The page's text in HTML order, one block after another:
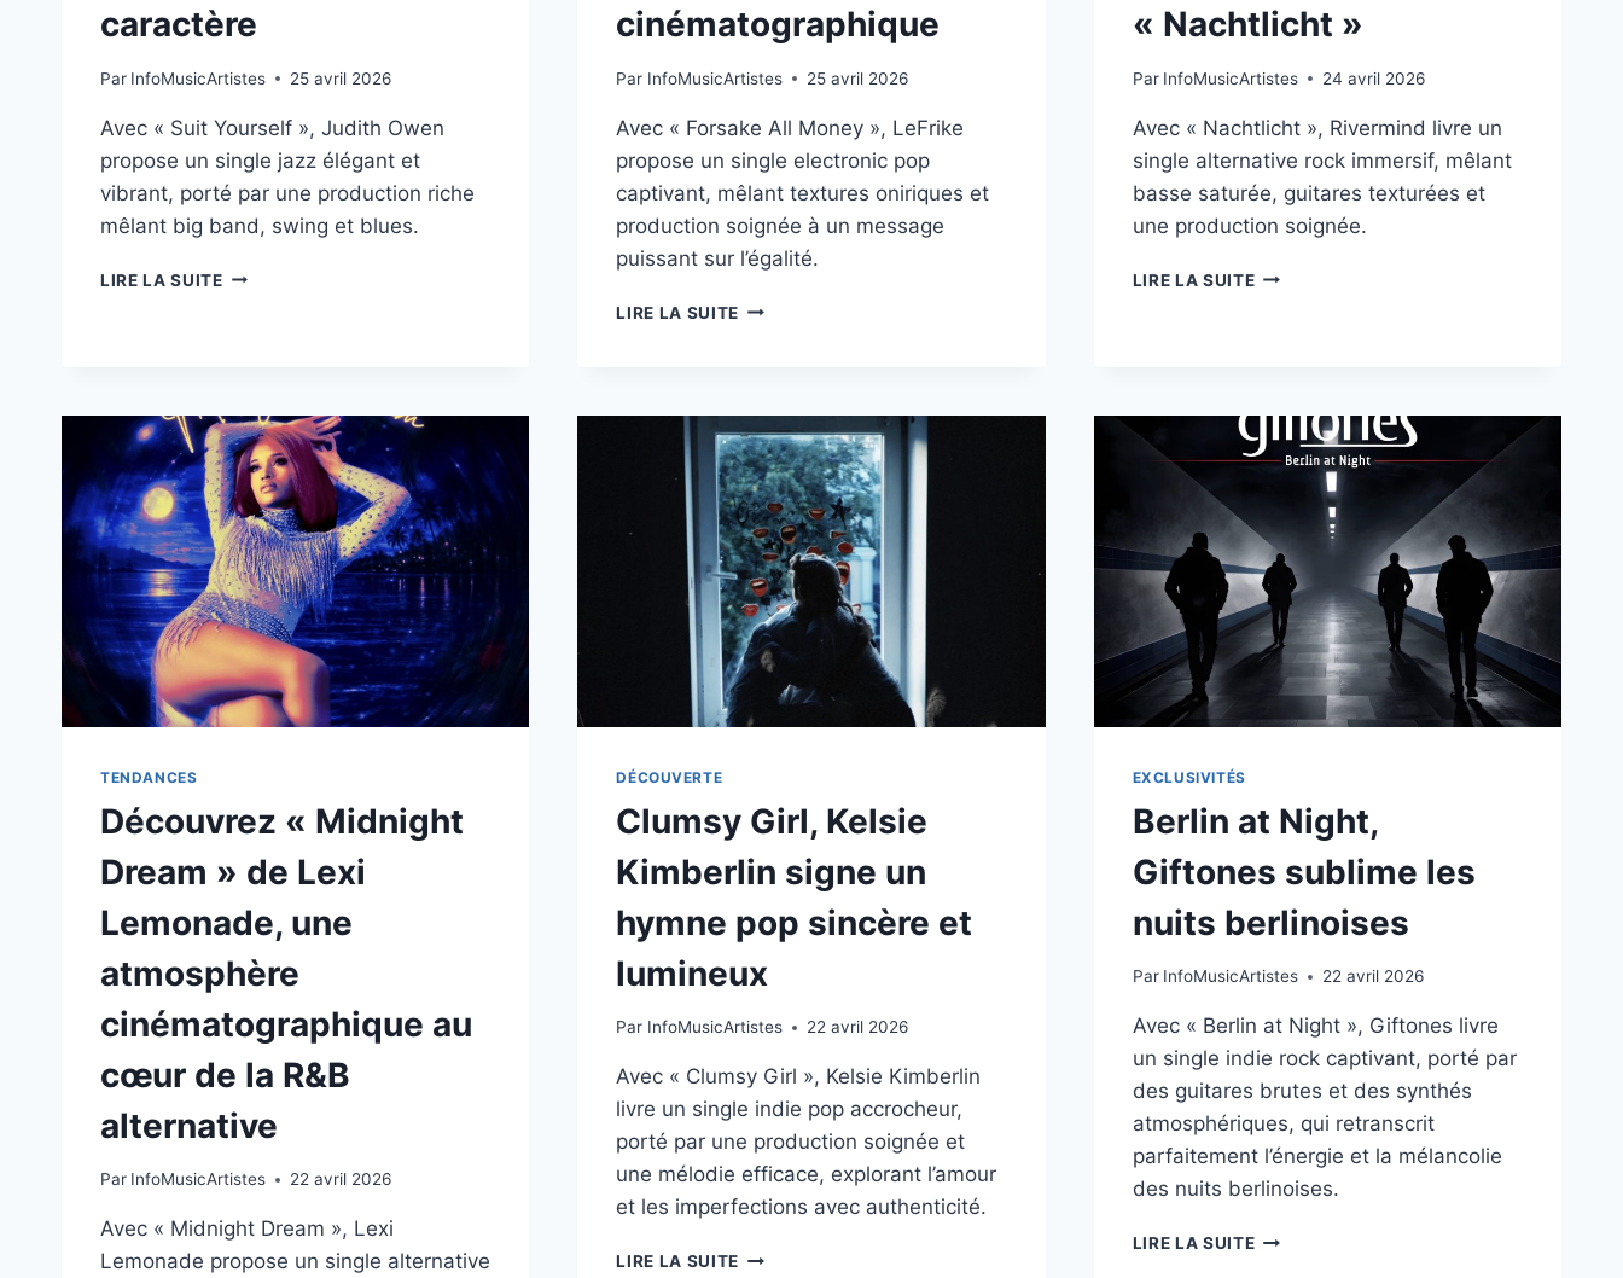
caractère
Par InfoMusicArtistes 25 avril 2026
Avec « Suit Yourself », Judith Owen
propose un single jazz élégant et
vibrant, porté par une production riche
mêlant big band, swing et blues.
LIRE LA SUITE«
SUBLIME
LE
JAZZ
AVEC
ÉLÉGANCE
ET
CARACTÈRE
cinématographique
Par InfoMusicArtistes 25 avril 2026
Avec « Forsake All Money », LeFrike
propose un single electronic pop
captivant, mêlant textures oniriques et
production soignée à un message
puissant sur l’égalité.
LIRE LA SUITE «
LEFRIKE
SIGNE
UNE
ÉLECTRO
POP
ENGAGÉE
ET
CINÉMATOGRAPHIQUE
« Nachtlicht »
Par InfoMusicArtistes 24 avril 2026
Avec « Nachtlicht », Rivermind livre un
single alternative rock immersif, mêlant
basse saturée, guitares texturées et
une production soignée.
LIRE LA SUITERIVERMIND
NOCTURNE
AVEC
« NACHTLICHT »
TENDANCES
Découvrez « Midnight
Dream » de Lexi
Lemonade, une
atmosphère
cinématographique au
cœur de la R&B
alternative
Par InfoMusicArtistes 22 avril 2026
Avec « Midnight Dream », Lexi
Lemonade propose un single alternative
DÉCOUVERTE
Clumsy Girl, Kelsie
Kimberlin signe un
hymne pop sincère et
lumineux
Par InfoMusicArtistes 22 avril 2026
Avec « Clumsy Girl », Kelsie Kimberlin
livre un single indie pop accrocheur,
porté par une production soignée et
une mélodie efficace, explorant l’amour
et les imperfections avec authenticité.
LIRE LA SUITE CLUMSY
EXCLUSIVITÉS
Berlin at Night,
Giftones sublime les
nuits berlinoises
Par InfoMusicArtistes 22 avril 2026
Avec « Berlin at Night », Giftones livre
un single indie rock captivant, porté par
des guitares brutes et des synthés
atmosphériques, qui retranscrit
parfaitement l’énergie et la mélancolie
des nuits berlinoises.
LIRE LA SUITEBERLIN